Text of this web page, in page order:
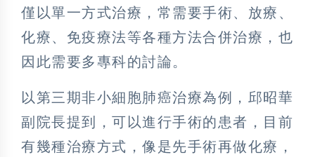
僅以單一方式治療，常需要手術、放療、
化療、免疫療法等各種方法合併治療，也
因此需要多專科的討論。
以第三期非小細胞肺癌治療為例，邱昭華
副院長提到，可以進行手術的患者，目前
有幾種治療方式，像是先手術再做化療，